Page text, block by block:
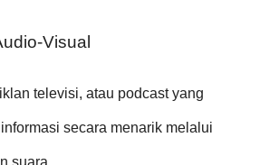
Visual
televisi, atau podcast yang
secara menarik melalui
suara.